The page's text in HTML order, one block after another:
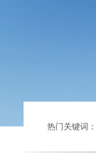
热门关键词：